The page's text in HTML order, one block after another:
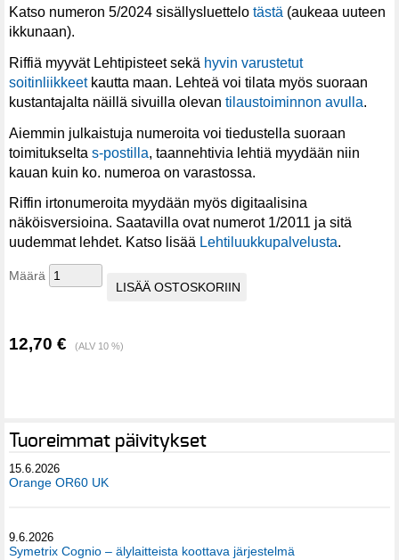
Katso numeron 5/2024 sisällysluettelo tästä (aukeaa uuteen
ikkunaan).
Riffiä myyvät Lehtipisteet sekä hyvin varustetut
soitinliikkeetkautta maan. Lehteä voi tilata myös suoraan
kustantajalta näillä sivuilla olevan tilaustoiminnon avulla.
Aiemmin julkaistuja numeroita voi tiedustella suoraan
toimitukselta s-postilla, taannehtivia lehtiä myydään niin
kauan kuin ko. numeroa on varastossa.
Riffin irtonumeroita myydään myös digitaalisina
näköisversioina. Saatavilla ovat numerot 1/2011 ja sitä
uudemmat lehdet. Katso lisää Lehtiluukkupalvelusta.
Määrä
12,70 € (ALV 10 %)
Tuoreimmat päivitykset
15.6.2026
Orange OR60 UK
9.6.2026
Symetrix Cognio – älylaitteista koottava järjestelmä